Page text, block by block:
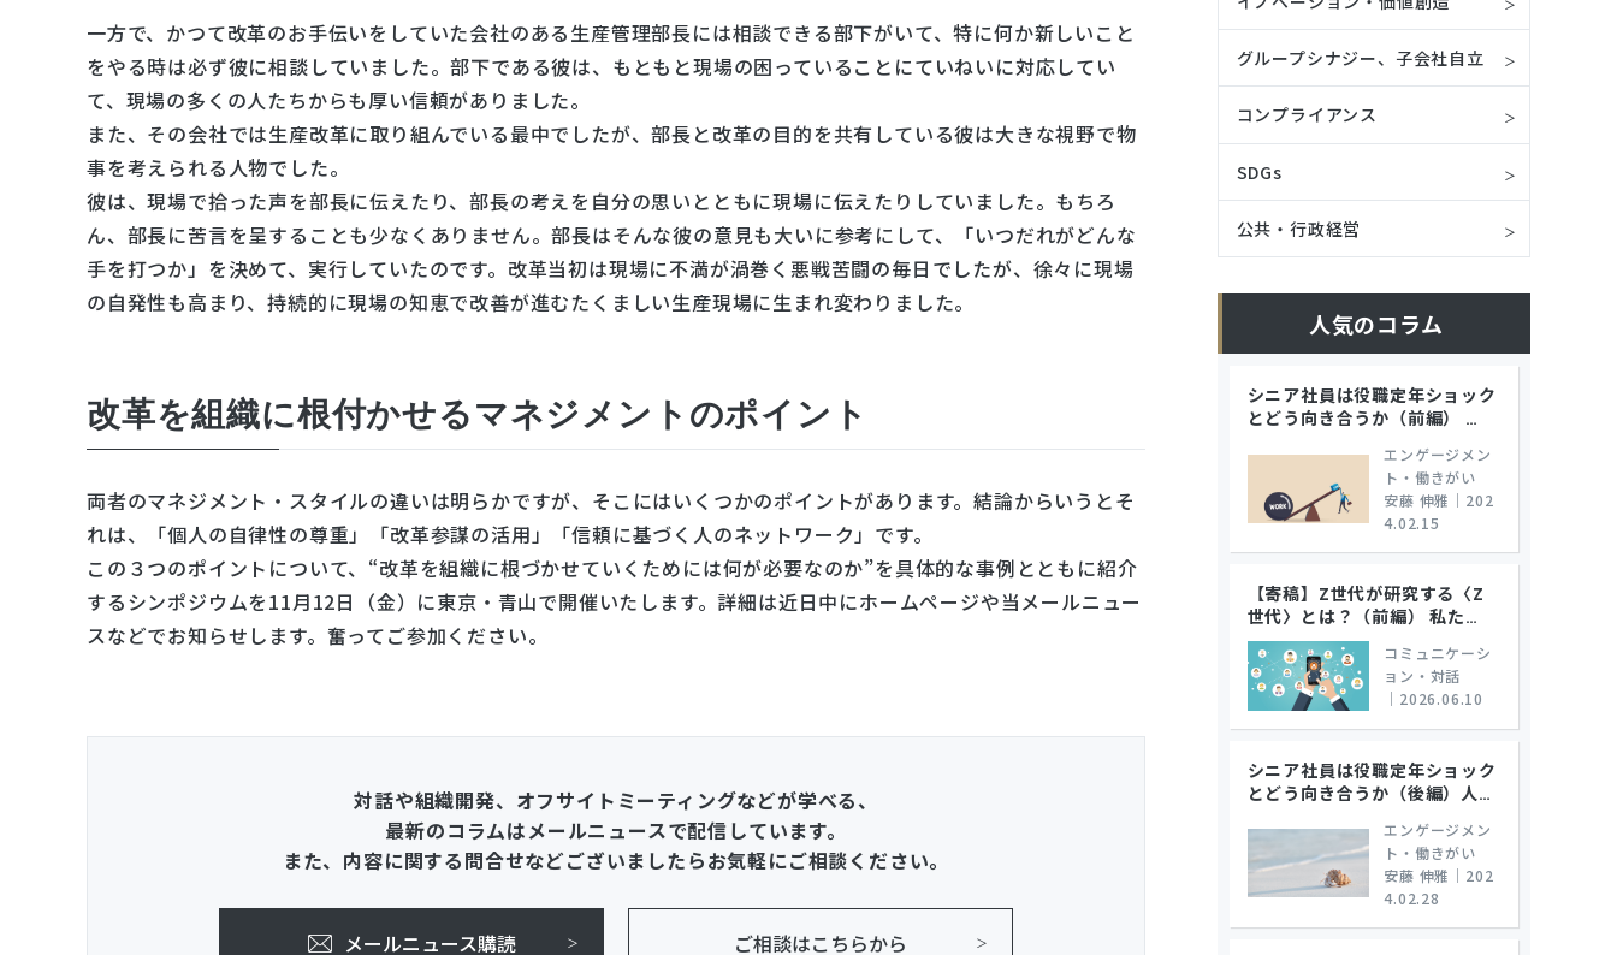
一方で、かつて改革のお手伝いをしていた会社のある生産管理部長には相談できる部下がいて、特に何か新しいこと
をやる時は必ず彼に相談していました。部下である彼は、もともと現場の困っていることにていねいに対応してい
て、現場の多くの人たちからも厚い信頼がありました。
また、その会社では生産改革に取り組んでいる最中でしたが、部長と改革の目的を共有している彼は大きな視野で物
事を考えられる人物でした。
彼は、現場で拾った声を部長に伝えたり、部長の考えを自分の思いとともに現場に伝えたりしていました。もちろ
ん、部長に苦言を呈することも少なくありません。部長はそんな彼の意見も大いに参考にして、「いつだれがどんな
手を打つか」を決めて、実行していたのです。改革当初は現場に不満が渦巻く悪戦苦闘の毎日でしたが、徐々に現場
の自発性も高まり、持続的に現場の知恵で改善が進むたくましい生産現場に生まれ変わりました。
改革を組織に根付かせるマネジメントのポイント
両者のマネジメント・スタイルの違いは明らかですが、そこにはいくつかのポイントがあります。結論からいうとそ
れは、「個人の自律性の尊重」「改革参謀の活用」「信頼に基づく人のネットワーク」です。
この３つのポイントについて、“改革を組織に根づかせていくためには何が必要なのか”を具体的な事例とともに紹介
するシンポジウムを11月12日（金）に東京・青山で開催いたします。詳細は近日中にホームページや当メールニュー
スなどでお知らせします。奮ってご参加ください。
対話や組織開発、オフサイトミーティングなどが学べる、
最新のコラムはメールニュースで配信しています。
また、内容に関する問合せなどございましたらお気軽にご相談ください。
メールニュース購読 ご相談はこちらから
グループシナジー、子会社自立
コンプライアンス
SDGs
公共・行政経営
人気のコラム
シニア社員は役職定年ショック
とどう向き合うか（前編）
…
エンゲージメン
ト・働きがい
安藤 伸雅 ｜ 202
4.02.15
【寄稿】Z世代が研究する〈Z
世代〉とは？（前編） 私た…
コミュニケーシ
ョン・対話
2026.06.10
シニア社員は役職定年ショック
とどう向き合うか（後編）人…
エンゲージメン
ト・働きがい
安藤 伸雅 ｜ 202
4.02.28